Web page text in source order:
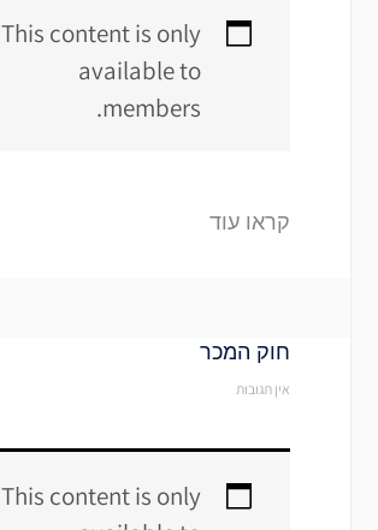
This content is only
available to
members.
קראו עוד
חוק המכר
אין תגובות
This content is only